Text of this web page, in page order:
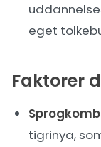
eget
Faktorer
tigrinya,